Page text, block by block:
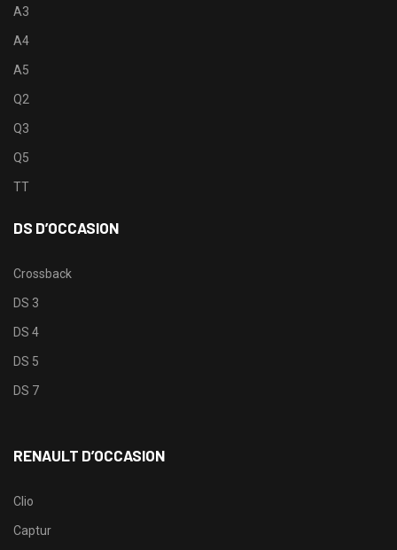
A3
A4
A5
Q2
Q3
Q5
TT
DS D’OCCASION
Crossback
DS 3
DS 4
DS 5
DS 7
RENAULT D’OCCASION
Clio
Captur